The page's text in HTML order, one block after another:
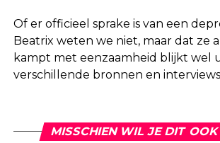
Of er officieel sprake is van een
Beatrix weten we niet, maar dat ze
kampt met eenzaamheid blijkt wel
verschillende bronnen en
MISSCHIEN WIL JE DIT OOK